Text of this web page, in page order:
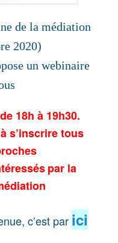
de la médiation
2020)
un webinaire
18h à 19h30.
s’inscrire tous
par la
c’est par ici